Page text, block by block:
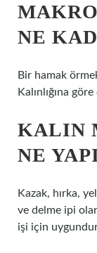
NE
Bir hamak
Kalınlığına
KALIN
NE
Kazak, hırka,
ve delme ipi
işi için